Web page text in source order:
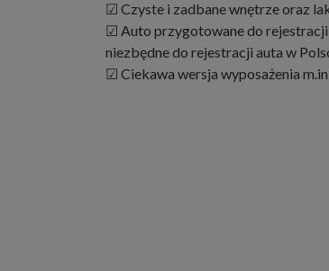
☑ Czyste i zadbane wnętrze oraz
☑ Auto przygotowane do
niezbędne do rejestracji auta w
☑ Ciekawa wersja wyposażenia